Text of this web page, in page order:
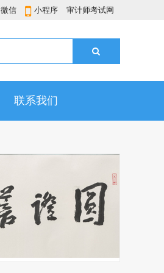
微信 小程序 审计师考试网
联系我们